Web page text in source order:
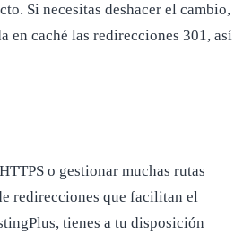
Si necesitas deshacer el cambio,
en caché las redirecciones 301, así
o gestionar muchas rutas
redirecciones que facilitan el
tienes a tu disposición